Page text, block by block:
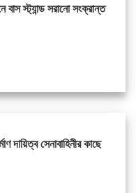
বাস স্ট্যান্ড সরানো সংক্রান্ত
দায়িত্ব সেনাবাহিনীর কাছে